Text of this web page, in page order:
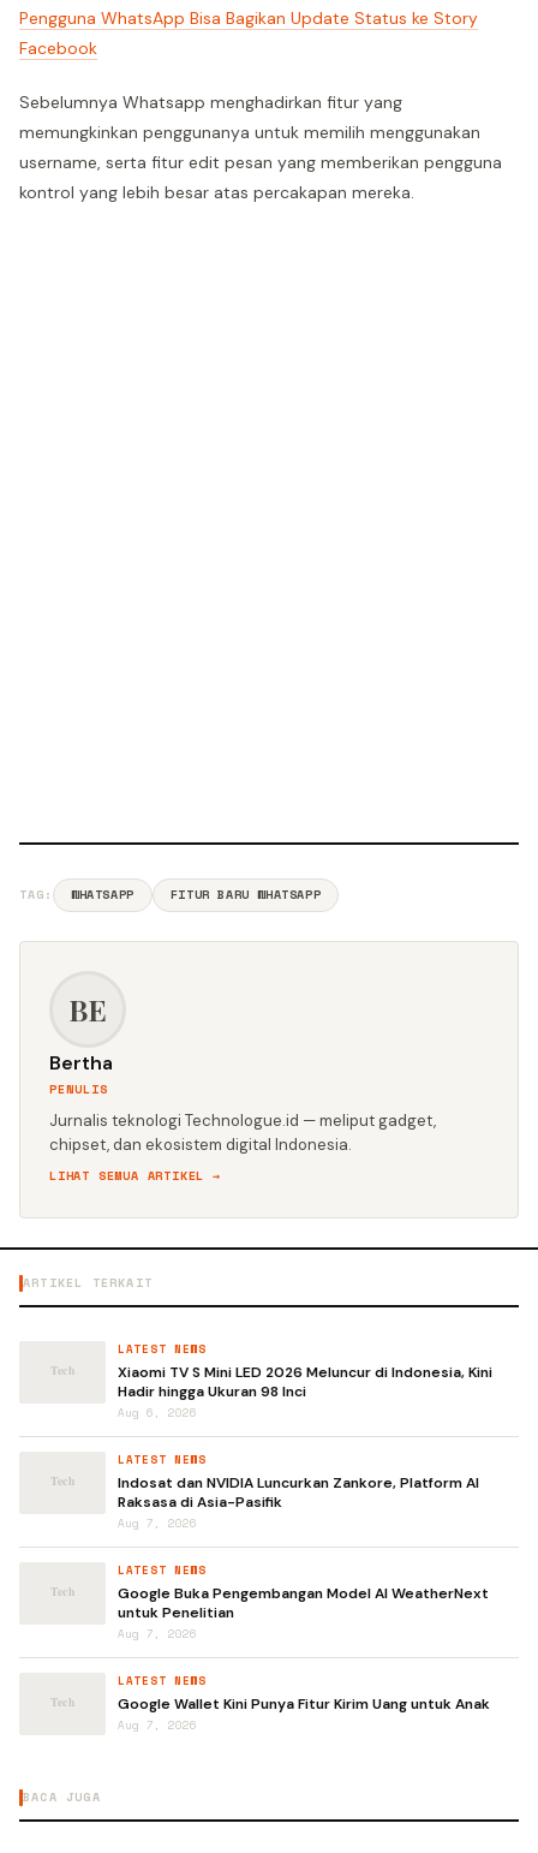
Pengguna WhatsApp Bisa Bagikan Update Status ke Story
Facebook
Sebelumnya Whatsapp menghadirkan fitur yang
memungkinkan penggunanya untuk memilih menggunakan
username, serta fitur edit pesan yang memberikan pengguna
kontrol yang lebih besar atas percakapan mereka.
TAG: WHATSAPP FITUR BARU WHATSAPP
BE
Bertha
PENULIS
Jurnalis teknologi Technologue.id — meliput gadget,
chipset, dan ekosistem digital Indonesia.
LIHAT SEMUA ARTIKEL →
ARTIKEL TERKAIT
LATEST NEWS
Xiaomi TV S Mini LED 2026 Meluncur di Indonesia, Kini
Hadir hingga Ukuran 98 Inci
Aug 6, 2026
LATEST NEWS
Indosat dan NVIDIA Luncurkan Zankore, Platform AI
Raksasa di Asia-Pasifik
Aug 7, 2026
LATEST NEWS
Google Buka Pengembangan Model AI WeatherNext
untuk Penelitian
Aug 7, 2026
LATEST NEWS
Google Wallet Kini Punya Fitur Kirim Uang untuk Anak
Aug 7, 2026
BACA JUGA